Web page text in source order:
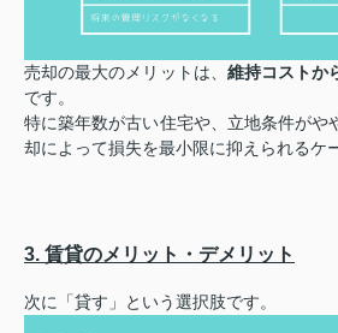
売却の最大のメリットは、 維持コストか
です。
特に築年数が古い住宅や、立地条件がや
却によって損失を最小限に抑えられるケ
3. 賃貸のメリット・デメリット
次に「貸す」という選択肢です。